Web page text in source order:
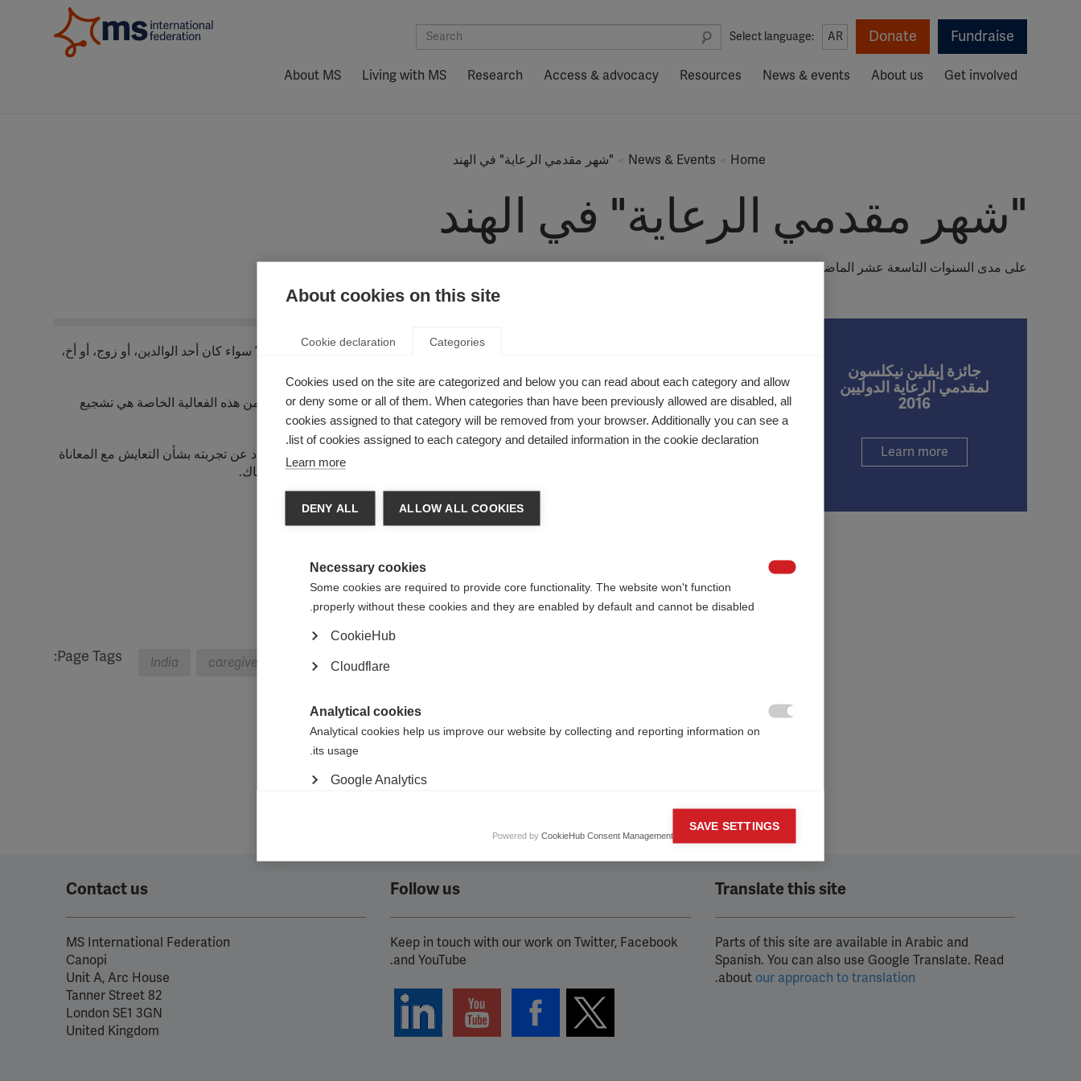
Select language: AR Donate Fundraise
About MS Living with MS Research Access & advocacy Resources News & events About us Get involved
Home
News & Events "شهر مقدمي الرعاية" في الهند
"شهر مقدمي الرعاية" في الهند
على مدى السنوات التاسعة عشر الماضية حدد فرع شيناي التابع لجمعية التصلب المتعدد الهندية "شهرًا لمقدمي الرعاية"
Last updated: 28th November 2016
يجتمع أعضاء فرع شيناي التابع لجمعية التصلب المتعدد الهندية كل أكتوبر لتقدير وتكريم “مقدم الرعاية” سواء كان أحد الوالدين، أو زوج، أو أخ،
يتم تقديم هدية تقديرية لكل مقدم رعاية نظير رعايته لشخصٍ يحبه دون كلل على مر السنين. والغرض من هذه الفعالية الخاصة هي تشجيع
مقدمي الرعاية الآخرين على السعي لتقديم الدعم.
وانضم هذا العام ضيفٌ خاص لهذه الفعاليات. تحدث كارين داري سفير أستراليا (فكتوريا) للتصلب المتعدد عن تجربته بشأن التعايش مع المعاناة
من التصلب المتعدد. قدمت المحاضرة منظور جديدة ونظرة إيجابية للتصلب المتعدد لكل شخص كان هناك.
Page Tags: India caregivers
جائزة إيفلين نيكلسون
لمقدمي الرعاية الدوليين
2016
Learn more
Contact us
MS International Federation
Canopi
Unit A, Arc House
82 Tanner Street
London SE1 3GN
United Kingdom
Follow us
Keep in touch with our work on Twitter, Facebook
and YouTube.
Translate this site
Parts of this site are available in Arabic and
Spanish. You can also use Google Translate. Read
about our approach to translation
.
About cookies on this site
Categories
Cookie declaration
Cookies used on the site are categorized and below you can read about each category and allow
or deny some or all of them. When categories than have been previously allowed are disabled, all
cookies assigned to that category will be removed from your browser. Additionally you can see a
list of cookies assigned to each category and detailed information in the cookie declaration.
Learn more
ALLOW ALL COOKIES
DENY ALL
Necessary cookies
Some cookies are required to provide core functionality. The website won't function
properly without these cookies and they are enabled by default and cannot be disabled.
CookieHub
Cloudflare
Analytical cookies
Analytical cookies help us improve our website by collecting and reporting information on
its usage.
Google Analytics
Marketing cookies are used to track visitors across websites to allow publishers to display
relevant and engaging advertisements. By enabling marketing cookies, you grant
permission for personalized advertising across various platforms.
Powered by CookieHub Consent Management
SAVE SETTINGS